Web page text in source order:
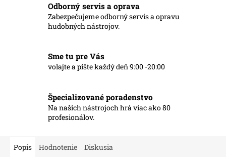
Odborný servis a oprava
Zabezpečujeme odborný servis a opravu
hudobných nástrojov.
Sme tu pre Vás
volajte a píšte každý deň 9:00 -20:00
Špecializované poradenstvo
Na našich nástrojoch hrá viac ako 80
profesionálov.
Popis Hodnotenie Diskusia